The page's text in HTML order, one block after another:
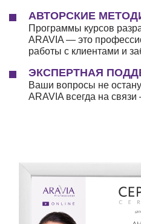
АВТОРСКИЕ
Программы курсов
ARAVIA — это
работы с клиентами и
ЭКСПЕРТНАЯ
Ваши вопросы не
ARAVIA всегда на